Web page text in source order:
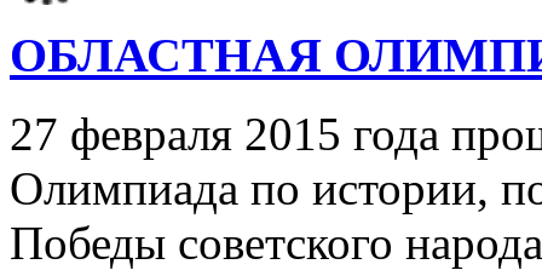
ОБЛАСТНАЯ
27 февраля 2015 года
Олимпиада по истории,
Победы советского